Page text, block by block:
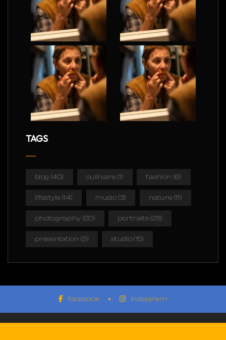
TAGS
blog (40) culinaire (1) fashion (6)
lifestyle (14) music(3) nature (11)
photography (20) portraits(28)
présentation (3) studio(15)
facebook instagram